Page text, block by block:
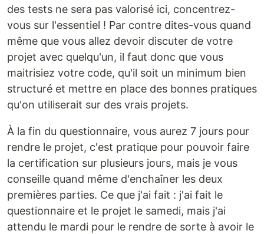
des tests ne sera pas valorisé ici, concentrez-
vous sur l'essentiel ! Par contre dites-vous quand
même que vous allez devoir discuter de votre
projet avec quelqu'un, il faut donc que vous
maitrisiez votre code, qu'il soit un minimum bien
structuré et mettre en place des bonnes pratiques
qu'on utiliserait sur des vrais projets.
À la fin du questionnaire, vous aurez 7 jours pour
rendre le projet, c'est pratique pour pouvoir faire
la certification sur plusieurs jours, mais je vous
conseille quand même d'enchaîner les deux
premières parties. Ce que j'ai fait : j'ai fait le
questionnaire et le projet le samedi, mais j'ai
attendu le mardi pour le rendre de sorte à avoir le